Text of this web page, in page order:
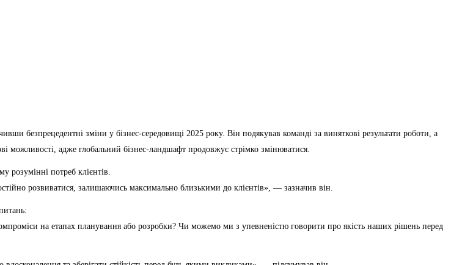
безпрецедентні зміни у бізнес-середовищі 2025 року. Він подякував команді за виняткові результати роботи, а
можливості, адже глобальний бізнес-ландшафт продовжує стрімко змінюватися.
розумінні потреб клієнтів.
розвиватися, залишаючись максимально близькими до клієнтів», — зазначив він.
на етапах планування або розробки? Чи можемо ми з упевненістю говорити про якість наших рішень перед